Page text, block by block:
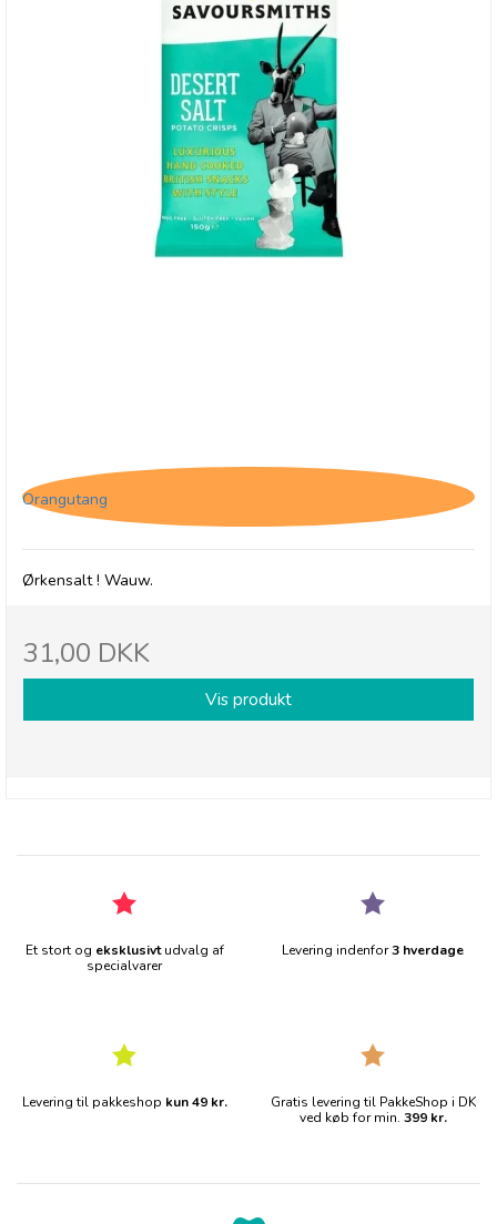
Orangutang
Ørkensalt ! Wauw.
31,00 DKK
Vis produkt
Et stort og eksklusivtudvalg af
specialvarer
Levering indenfor3 hverdage
Levering til pakkeshop kun 49 kr.
Gratis levering til PakkeShop i DK
ved køb for min. 399 kr.